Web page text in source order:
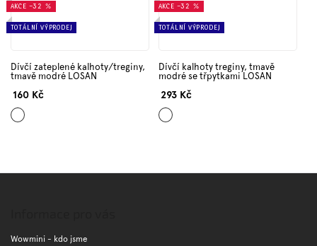
AKCE –32 %
TOTÁLNÍ VÝPRODEJ
Dívčí zateplené kalhoty/treginy,
tmavě modré LOSAN
160 Kč
Tmavě
modrá
AKCE –32 %
TOTÁLNÍ VÝPRODEJ
Dívčí kalhoty treginy, tmavě
modré se třpytkami LOSAN
293 Kč
Tmavě
modrá
Wowmini - kdo jsme